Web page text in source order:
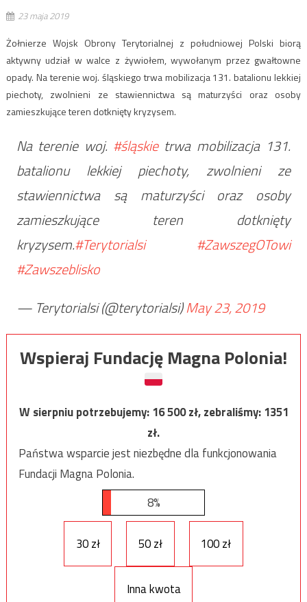
23 maja 2019
Żołnierze Wojsk Obrony Terytorialnej z południowej Polski biorą
aktywny udział w walce z żywiołem, wywołanym przez gwałtowne
opady. Na terenie woj. śląskiego trwa mobilizacja 131. batalionu lekkiej
piechoty, zwolnieni ze stawiennictwa są maturzyści oraz osoby
zamieszkujące teren dotknięty kryzysem.
Na terenie woj. #śląskietrwa mobilizacja 131.
batalionu lekkiej piechoty, zwolnieni ze
stawiennictwa są maturzyści oraz osoby
zamieszkujące teren dotknięty
kryzysem.#Terytorialsi
#ZawszegOTowi
#Zawszeblisko
— Terytorialsi (@terytorialsi)May 23, 2019
Wspieraj Fundację Magna Polonia!
W sierpniu potrzebujemy:16 500zł, zebraliśmy:1351
zł.
Państwa wsparcie jest niezbędne dla funkcjonowania
Fundacji Magna Polonia.
8%
30 zł 50 zł 100 zł
Inna kwota